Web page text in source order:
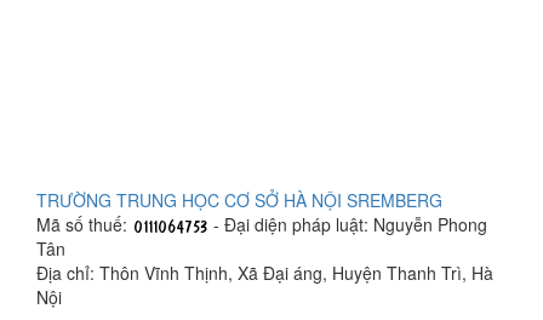
TRƯỜNG TRUNG HỌC CƠ SỞ HÀ NỘI SREMBERG
Mã số thuế:
- Đại diện pháp luật: Nguyễn Phong
Tân
Địa chỉ: Thôn Vĩnh Thịnh, Xã Đại áng, Huyện Thanh Trì, Hà
Nội